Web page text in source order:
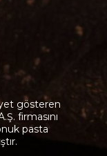
gösteren
firmasını
pasta